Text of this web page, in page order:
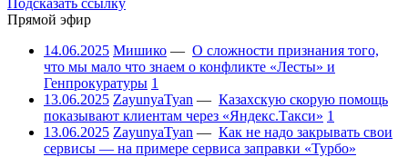
Подсказать ссылку
Прямой эфир
14.06.2025 Мишико — О сложности признания того,
что мы мало что знаем о конфликте «Лесты» и
Генпрокуратуры 1
13.06.2025 ZayunyaTyan — Казахскую скорую помощь
показывают клиентам через «Яндекс.Такси» 1
13.06.2025 ZayunyaTyan — Как не надо закрывать свои
сервисы — на примере сервиса заправки «Турбо»